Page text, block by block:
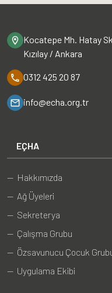
Kocatepe Mh. Hatay
Kızılay / Ankara
0312 425 20 87
info@echa.org.tr
EÇHA
— Hakkımızda
— Ağ Üyeleri
— Sekreterya
— Çalışma Grubu
— Özsavunucu Çocuk
— Uygulama Ekibi